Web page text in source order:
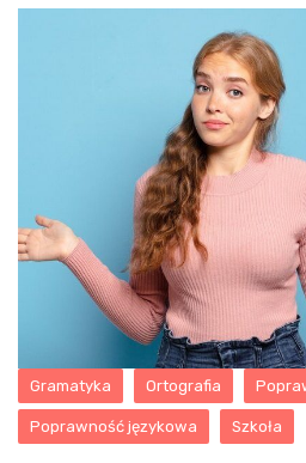
Gramatyka Ortografia
Poprawność językowa Szkoła